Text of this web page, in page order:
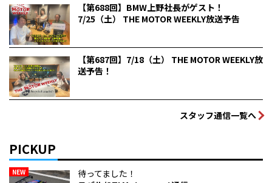
【第688回】BMW上野社長がゲスト！
7/25（土） THE MOTOR WEEKLY放送予告
【第687回】7/18（土） THE MOTOR WEEKLY放
送予告！
スタッフ通信一覧へ
PICKUP
NEW
待ってました！